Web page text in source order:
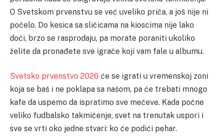
O Svetskom prvenstvu se već uveliko priča, a još nije ni
počelo. Do kesica sa sličicama na kioscima nije lako
doći, brzo se rasprodaju, pa morate poraniti ukoliko
želite da pronađete sve igrače koji vam fale u albumu.
Svetsko prvenstvo 2026 će se igrati u vremenskoj zoni
koja se baš i ne poklapa sa našom, pa će trebati mnogo
kafe da uspemo da ispratimo sve mečeve. Kada počne
veliko fudbalsko takmičenje, svet na trenutak uspori i
sve se vrti oko jedne stvari: ko će podići pehar.